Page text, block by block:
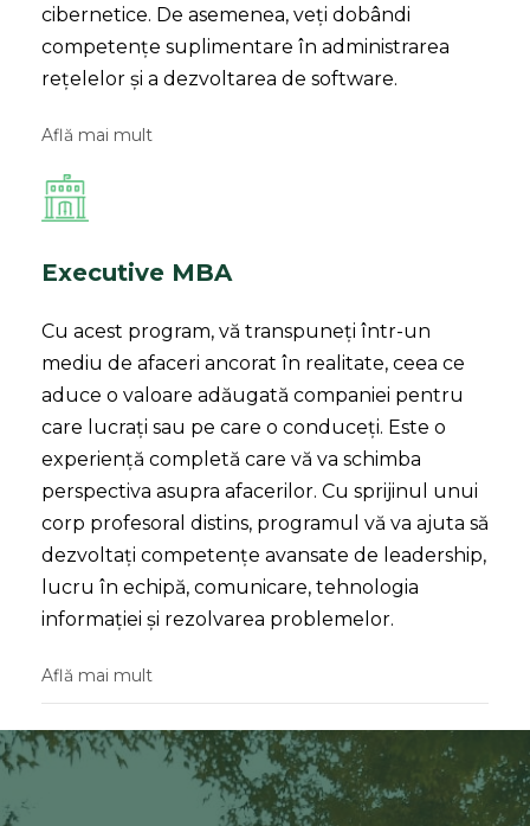
cibernetice. De asemenea, veți dobândi
competențe suplimentare în administrarea
rețelelor și a dezvoltarea de software.
Află mai mult
Executive MBA
Cu acest program, vă transpuneți într-un
mediu de afaceri ancorat în realitate, ceea ce
aduce o valoare adăugată companiei pentru
care lucrați sau pe care o conduceți. Este o
experiență completă care vă va schimba
perspectiva asupra afacerilor. Cu sprijinul unui
corp profesoral distins, programul vă va ajuta să
dezvoltați competențe avansate de leadership,
lucru în echipă, comunicare, tehnologia
informației și rezolvarea problemelor.
Află mai mult